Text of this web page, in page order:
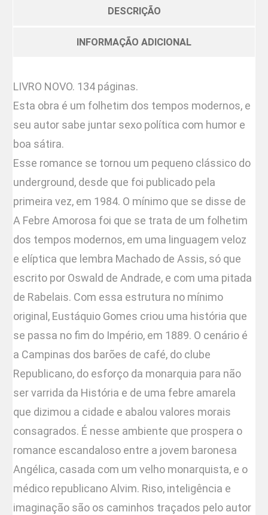
DESCRIÇÃO
INFORMAÇÃO ADICIONAL
LIVRO NOVO. 134 páginas.
Esta obra é um folhetim dos tempos modernos, e
seu autor sabe juntar sexo política com humor e
boa sátira.
Esse romance se tornou um pequeno clássico do
underground, desde que foi publicado pela
primeira vez, em 1984. O mínimo que se disse de
A Febre Amorosa foi que se trata de um folhetim
dos tempos modernos, em uma linguagem veloz
e elíptica que lembra Machado de Assis, só que
escrito por Oswald de Andrade, e com uma pitada
de Rabelais. Com essa estrutura no mínimo
original, Eustáquio Gomes criou uma história que
se passa no fim do Império, em 1889. O cenário é
a Campinas dos barões de café, do clube
Republicano, do esforço da monarquia para não
ser varrida da História e de uma febre amarela
que dizimou a cidade e abalou valores morais
consagrados. É nesse ambiente que prospera o
romance escandaloso entre a jovem baronesa
Angélica, casada com um velho monarquista, e o
médico republicano Alvim. Riso, inteligência e
imaginação são os caminhos traçados pelo autor